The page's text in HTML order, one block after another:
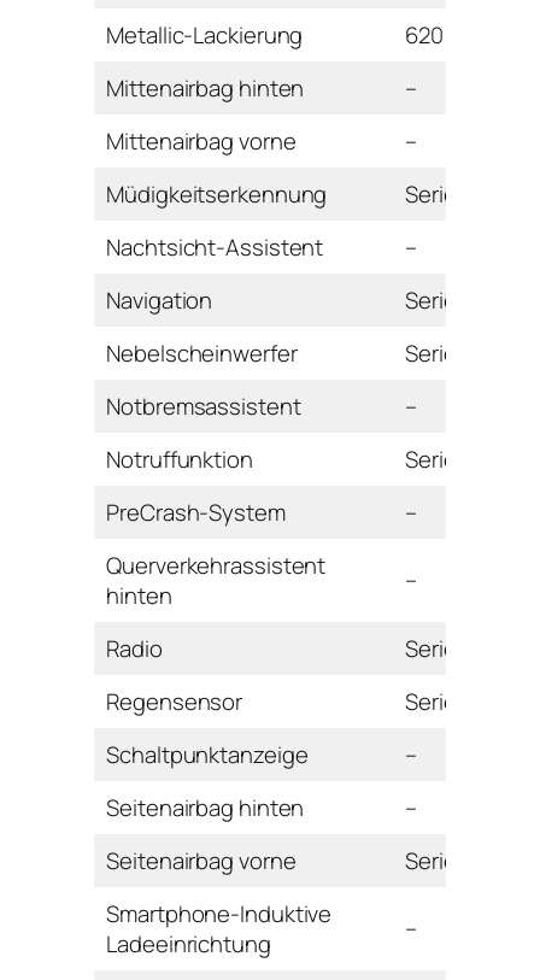
Metallic-Lackierung
620 Euro
Mittenairbag hinten
–
Mittenairbag vorne
–
Müdigkeitserkennung
Serie
Nachtsicht-Assistent
–
Navigation
Serie
Nebelscheinwerfer
Serie
Notbremsassistent
–
Notruffunktion
Serie
PreCrash-System
–
Querverkehrassistent
hinten
–
Radio
Serie
Regensensor
Serie
Schaltpunktanzeige
–
Seitenairbag hinten
–
Seitenairbag vorne
Serie
Smartphone-Induktive
Ladeeinrichtung
–